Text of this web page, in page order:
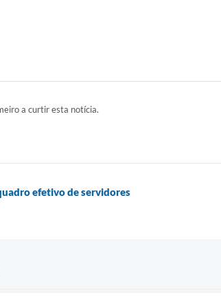
a curtir esta notícia.
efetivo de servidores